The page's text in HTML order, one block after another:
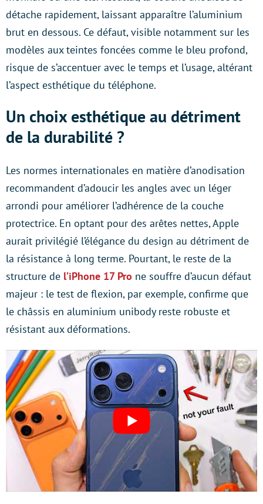
détache rapidement, laissant apparaître l’aluminium
brut en dessous. Ce défaut, visible notamment sur les
modèles aux teintes foncées comme le bleu profond,
risque de s’accentuer avec le temps et l’usage, altérant
l’aspect esthétique du téléphone.
Un choix esthétique au détriment
de la durabilité ?
Les normes internationales en matière d’anodisation
recommandent d’adoucir les angles avec un léger
arrondi pour améliorer l’adhérence de la couche
protectrice. En optant pour des arêtes nettes, Apple
aurait privilégié l’élégance du design au détriment de
la résistance à long terme. Pourtant, le reste de la
structure de l’iPhone 17 Pro ne souffre d’aucun défaut
majeur : le test de flexion, par exemple, confirme que
le châssis en aluminium unibody reste robuste et
résistant aux déformations.